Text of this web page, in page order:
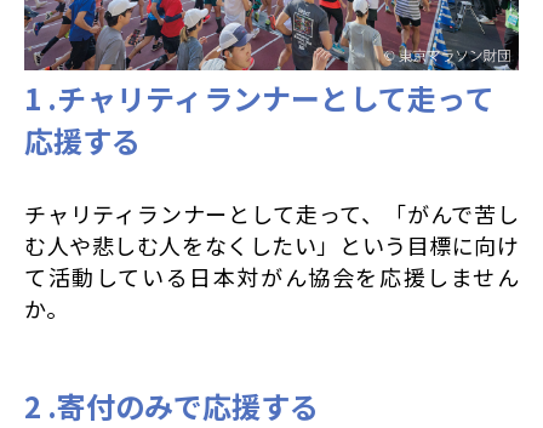
1 .チャリティランナーとして走って
応援する
チャリティランナーとして走って、「がんで苦し
む人や悲しむ人をなくしたい」という目標に向け
て活動している日本対がん協会を応援しません
か。
2 .寄付のみで応援する